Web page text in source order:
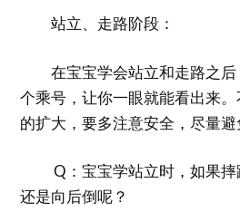
站立、走路阶段：
在宝宝学会站立和走路之后
个乘号，让你一眼就能看出来
的扩大，要多注意安全，尽量避
Q：宝宝学站立时，如果摔
还是向后倒呢？